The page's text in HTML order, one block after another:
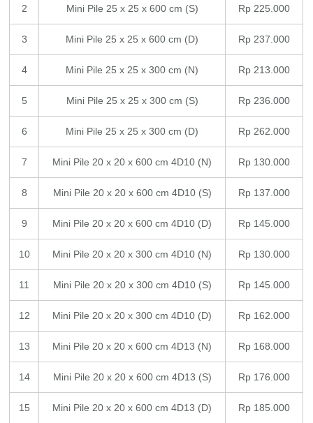
2 Mini Pile 25 x 25 x 600 cm (S) Rp 225.000
3 Mini Pile 25 x 25 x 600 cm (D) Rp 237.000
4 Mini Pile 25 x 25 x 300 cm (N) Rp 213.000
5 Mini Pile 25 x 25 x 300 cm (S) Rp 236.000
6 Mini Pile 25 x 25 x 300 cm (D) Rp 262.000
7 Mini Pile 20 x 20 x 600 cm 4D10 (N) Rp 130.000
8 Mini Pile 20 x 20 x 600 cm 4D10 (S) Rp 137.000
9 Mini Pile 20 x 20 x 600 cm 4D10 (D) Rp 145.000
10 Mini Pile 20 x 20 x 300 cm 4D10 (N) Rp 130.000
11 Mini Pile 20 x 20 x 300 cm 4D10 (S) Rp 145.000
12 Mini Pile 20 x 20 x 300 cm 4D10 (D) Rp 162.000
13 Mini Pile 20 x 20 x 600 cm 4D13 (N) Rp 168.000
14 Mini Pile 20 x 20 x 600 cm 4D13 (S) Rp 176.000
15 Mini Pile 20 x 20 x 600 cm 4D13 (D) Rp 185.000